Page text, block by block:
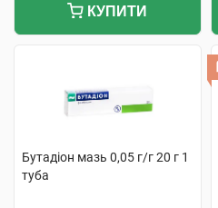
КУПИТИ
Бутадіон мазь 0,05 г/г 20 г 1
туба